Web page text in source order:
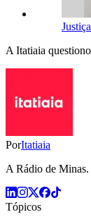
A Itatiaia
PorItatiaia
A Rádio de
Tópicos